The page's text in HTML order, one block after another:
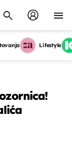
Lifestyle